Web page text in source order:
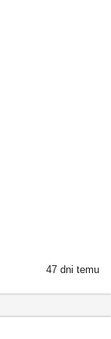
47 dni temu